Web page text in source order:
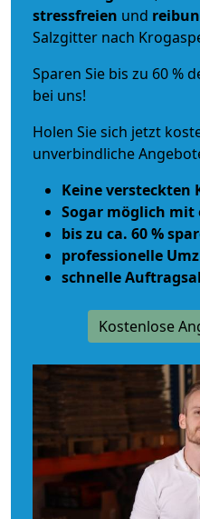
stressfreien und
Salzgitter nach
Sparen Sie bis zu 60 %
bei uns!
Holen Sie sich jetzt
unverbindliche
Keine versteckten
Sogar möglich mit
bis zu ca. 60 %
professionelle
schnelle
Kostenlose